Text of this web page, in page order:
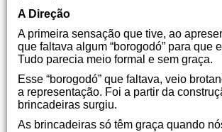
A Direção
A primeira sensação que tive, ao
que faltava algum “borogodó” para
Tudo parecia meio formal e sem graça.
Esse “borogodó” que faltava, veio
a representação. Foi a partir da
brincadeiras surgiu.
As brincadeiras só têm graça quando